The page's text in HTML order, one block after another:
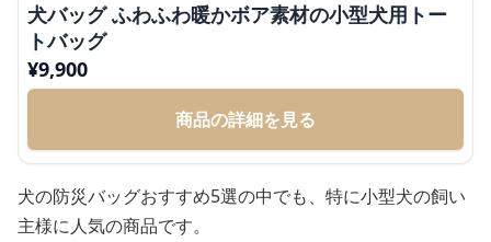
犬バッグ ふわふわ暖かボア素材の小型犬用トー
トバッグ
¥9,900
商品の詳細を見る
犬の防災バッグおすすめ5選の中でも、特に小型犬の飼い
主様に人気の商品です。